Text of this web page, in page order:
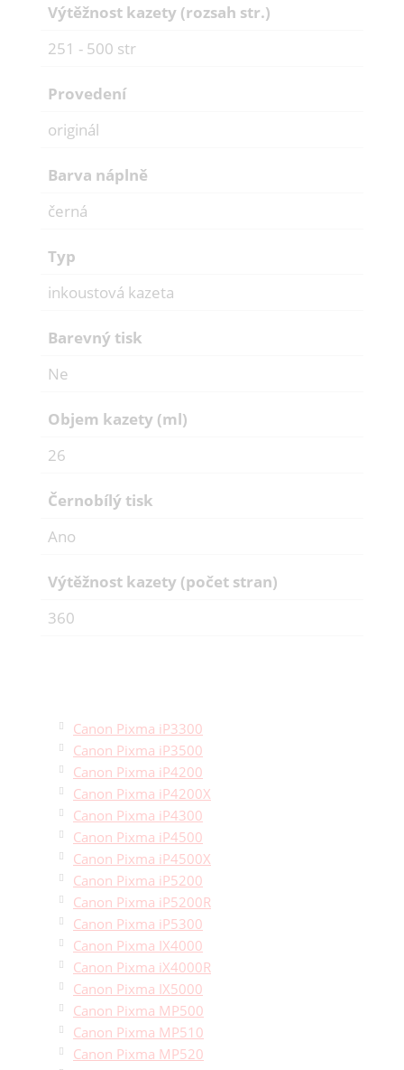
Výtěžnost kazety (rozsah str.)
251 - 500 str
Provedení
originál
Barva náplně
černá
Typ
inkoustová kazeta
Barevný tisk
Ne
Objem kazety (ml)
26
Černobílý tisk
Ano
Výtěžnost kazety (počet stran)
360
Canon Pixma iP3300
Canon Pixma iP3500
Canon Pixma iP4200
Canon Pixma iP4200X
Canon Pixma iP4300
Canon Pixma iP4500
Canon Pixma iP4500X
Canon Pixma iP5200
Canon Pixma iP5200R
Canon Pixma iP5300
Canon Pixma IX4000
Canon Pixma iX4000R
Canon Pixma IX5000
Canon Pixma MP500
Canon Pixma MP510
Canon Pixma MP520